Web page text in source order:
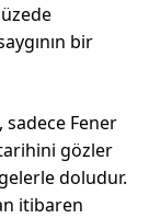
bir
Fener
tarihini gözler
doludur.
itibaren